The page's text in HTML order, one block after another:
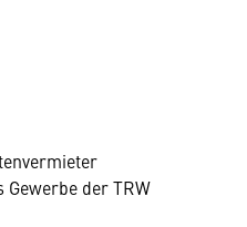
der TRW